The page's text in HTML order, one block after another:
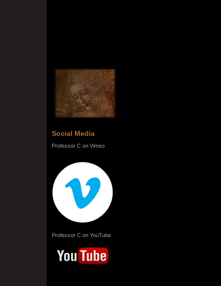
Social Media
Professor C on Vimeo
Professor C on YouTube